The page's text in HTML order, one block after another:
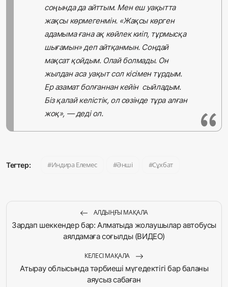
соңында да айттым. Мен еш уақытта
жақсы көрмегенмін. «Жақсы көрген
адамыма ғана ақ көйлек киіп, тұрмысқа
шығамын» деп айтқанмын. Сондай
мақсат қойдым. Олай болмады. Он
жылдан аса уақыт сол кісімен тұрдым.
Ер азамат болғаннан кейін сыйладым.
Біз қалай келістік, ол сөзінде тұра алған
жоқ», — деді ол.
Тегтер: Индира Елемес Әнші Сұхбат
АЛДЫҢҒЫ МАҚАЛА
Зардап шеккендер бар: Алматыда жолаушылар автобусы
аялдамаға соғылды (ВИДЕО)
КЕЛЕСІ МАҚАЛА
Атырау облысында тәрбиеші мүгедектігі бар баланы
аяусыз сабаған